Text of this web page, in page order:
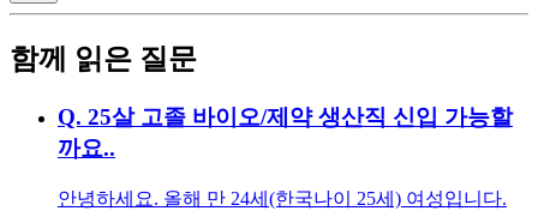
함께 읽은 질문
Q. 25살 고졸 바이오/제약 생산직 신입 가능할
까요..
안녕하세요. 올해 만 24세(한국나이 25세) 여성입니다.